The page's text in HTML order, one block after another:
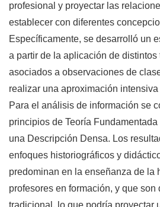
profesional y proyectar las
establecer con diferentes
Específicamente, se desarrolló un
a partir de la aplicación de
asociados a observaciones de
realizar una aproximación
Para el análisis de información se
principios de Teoría
una Descripción Densa. Los
enfoques historiográficos y
predominan en la enseñanza de la
profesores en formación, y que son